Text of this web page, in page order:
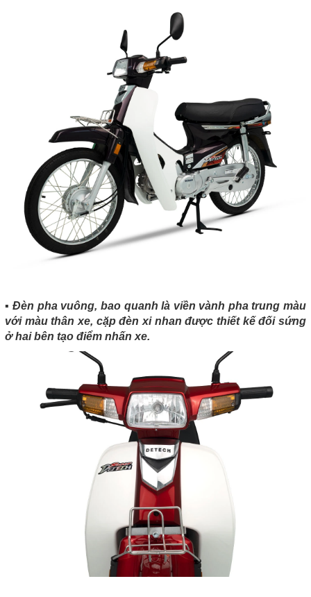
▪️ Đèn pha vuông, bao quanh là viền vành pha trung màu
với màu thân xe, cặp đèn xi nhan được thiết kế đối sứng
ở hai bên tạo điểm nhấn xe.